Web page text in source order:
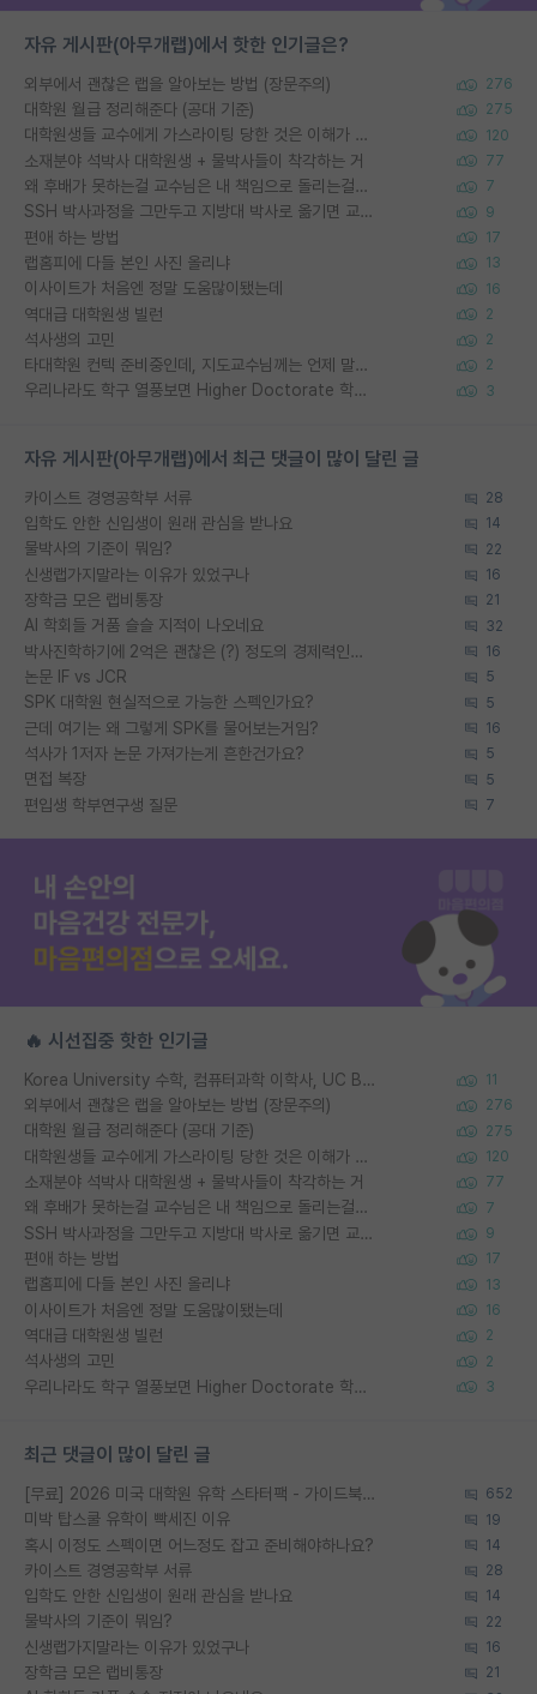
자유 게시판(아무개랩)에서 핫한 인기글은?
외부에서 괜찮은 랩을 알아보는 방법 (장문주의) 276
대학원 월급 정리해준다 (공대 기준) 275
대학원생들 교수에게 가스라이팅 당한 것은 이해가 갑니다. 안타깝네요. 120
소재분야 석박사 대학원생 + 물박사들이 착각하는 거 77
왜 후배가 못하는걸 교수님은 내 책임으로 돌리는걸까요? 7
SSH 박사과정을 그만두고 지방대 박사로 옮기면 교수의 꿈은 끝일까요? 9
편애 하는 방법 17
랩홈피에 다들 본인 사진 올리냐 13
이사이트가 처음엔 정말 도움많이됐는데 16
역대급 대학원생 빌런 2
석사생의 고민 2
타대학원 컨텍 준비중인데, 지도교수님께는 언제 말씀드려야 할까요? 2
우리나라도 학구 열풍보면 Higher Doctorate 학위가 필요하다고 봅니다. 3
자유 게시판(아무개랩)에서 최근 댓글이 많이 달린 글
카이스트 경영공학부 서류 28
입학도 안한 신입생이 원래 관심을 받나요 14
물박사의 기준이 뭐임? 22
신생랩가지말라는 이유가 있었구나 16
장학금 모은 랩비통장 21
AI 학회들 거품 슬슬 지적이 나오네요 32
박사진학하기에 2억은 괜찮은 (?) 정도의 경제력인가요 16
논문 IF vs JCR 5
SPK 대학원 현실적으로 가능한 스펙인가요? 5
근데 여기는 왜 그렇게 SPK를 물어보는거임? 16
석사가 1저자 논문 가져가는게 흔한건가요? 5
면접 복장 5
편입생 학부연구생 질문 7
🔥 시선집중 핫한 인기글
Korea University 수학, 컴퓨터과학 이학사, UC Berkeley 산업공학 대학원 공학박사가 되는 것은 쉽지 않겠죠? 11
외부에서 괜찮은 랩을 알아보는 방법 (장문주의) 276
대학원 월급 정리해준다 (공대 기준) 275
대학원생들 교수에게 가스라이팅 당한 것은 이해가 갑니다. 안타깝네요. 120
소재분야 석박사 대학원생 + 물박사들이 착각하는 거 77
왜 후배가 못하는걸 교수님은 내 책임으로 돌리는걸까요? 7
SSH 박사과정을 그만두고 지방대 박사로 옮기면 교수의 꿈은 끝일까요? 9
편애 하는 방법 17
랩홈피에 다들 본인 사진 올리냐 13
이사이트가 처음엔 정말 도움많이됐는데 16
역대급 대학원생 빌런 2
석사생의 고민 2
우리나라도 학구 열풍보면 Higher Doctorate 학위가 필요하다고 봅니다. 3
최근 댓글이 많이 달린 글
[무료] 2026 미국 대학원 유학 스타터팩 - 가이드북 & 합격자 컨택메일 템플릿 652
미박 탑스쿨 유학이 빡세진 이유 19
혹시 이정도 스펙이면 어느정도 잡고 준비해야하나요? 14
카이스트 경영공학부 서류 28
입학도 안한 신입생이 원래 관심을 받나요 14
물박사의 기준이 뭐임? 22
신생랩가지말라는 이유가 있었구나 16
장학금 모은 랩비통장 21